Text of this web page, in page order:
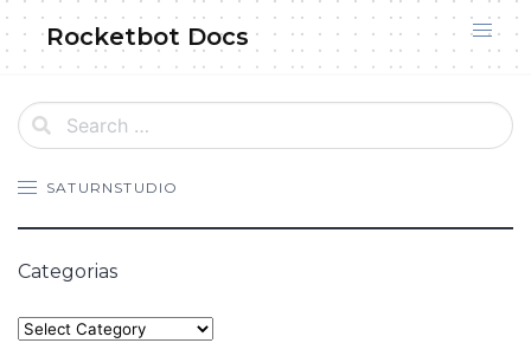
Skip
to
content
Rocketbot Docs
SATURNSTUDIO
Categorias
Categories